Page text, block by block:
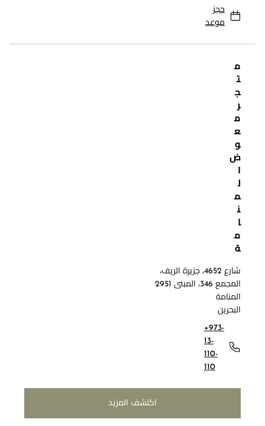
حجز
موعد
م
ت
ج
ر
م
ع
و
ض
ل
م
ن
ا
م
ة
شارع 4652، جزيرة الريف،
المجمع 346، المبنى 2951
المنامة
البحرين
+973-
13-
110-
110
اكتشف المزيد